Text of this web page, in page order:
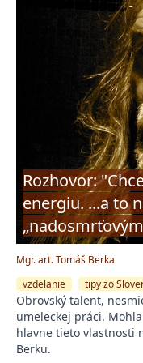
Rozhovor:
energiu. ...a to
Mgr. art. Tomáš Berka
vzdelanie
tipy zo
Obrovský talent,
umeleckej práci.
hlavne tieto vlastnosti
Berku.